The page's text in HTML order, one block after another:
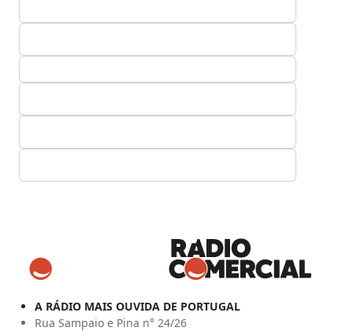
A RÁDIO MAIS OUVIDA DE PORTUGAL
Rua Sampaio e Pina n° 24/26